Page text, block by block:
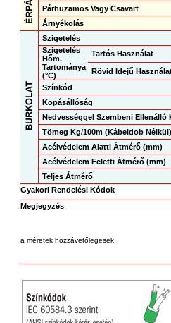
Párhuzamos Vagy Csavart
Árnyékolás
Szigetelés
Szigetelés
Hőm.
Tartománya
(°C)
Tartós Használat
Rövid Idejű
Színkód
Kopásállóság
Nedvességgel Szembeni Ellenálló
Tömeg Kg/100m (Kábeldob Nélkül)
Acélvédelem Alatti Átmérő (mm)
Acélvédelem Feletti Átmérő (mm)
Teljes Átmérő
Gyakori Rendelési Kódok
Megjegyzés
a méretek hozzávetőlegesek